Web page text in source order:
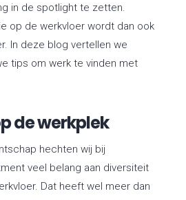
in de spotlight te zetten.
op de werkvloer wordt dan ook
In deze blog vertellen we
tips om werk te vinden met
de werkplek
hechten wij bij
veel belang aan diversiteit
Dat heeft wel meer dan